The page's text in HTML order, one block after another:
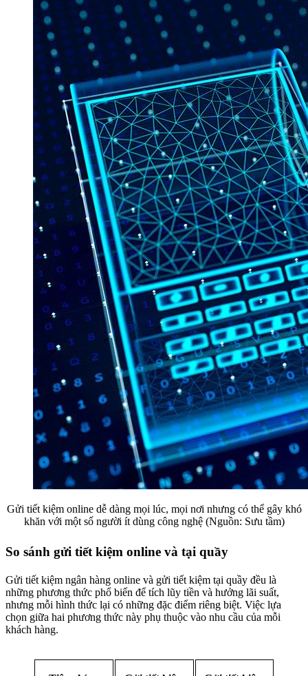
Gửi tiết kiệm online dễ dàng mọi lúc, mọi nơi nhưng có thể gây khó
khăn với một số người ít dùng công nghệ (Nguồn: Sưu tầm)
So sánh gửi tiết kiệm online và tại quầy
Gửi tiết kiệm ngân hàng online và gửi tiết kiệm tại quầy đều là
những phương thức phổ biến để tích lũy tiền và hưởng lãi suất,
nhưng mỗi hình thức lại có những đặc điểm riêng biệt. Việc lựa
chọn giữa hai phương thức này phụ thuộc vào nhu cầu của mỗi
khách hàng.